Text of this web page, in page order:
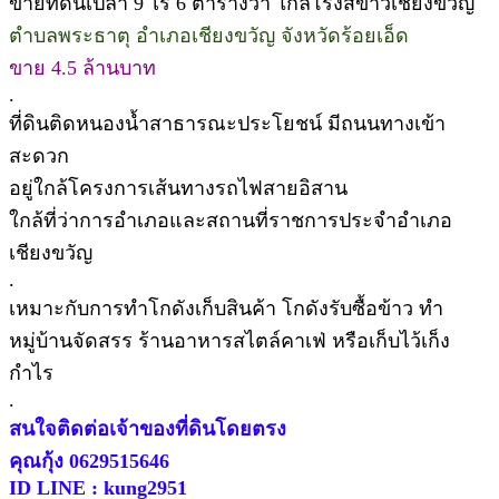
ตำบลพระธาตุ อำเภอเชียงขวัญ จังหวัดร้อยเอ็ด
ขาย 4.5 ล้านบาท
.
ที่ดินติดหนองน้ำสาธารณะประโยชน์ มีถนนทางเข้า
สะดวก
อยู่ใกล้โครงการเส้นทางรถไฟสายอิสาน
ใกล้ที่ว่าการอำเภอและสถานที่ราชการประจำอำเภอ
เชียงขวัญ
.
เหมาะกับการทำโกดังเก็บสินค้า โกดังรับซื้อข้าว ทำ
หมู่บ้านจัดสรร ร้านอาหารสไตล์คาเฟ่ หรือเก็บไว้เก็ง
กำไร
.
สนใจติดต่อเจ้าของที่ดินโดยตรง
คุณกุ้ง 0629515646
ID LINE : kung2951